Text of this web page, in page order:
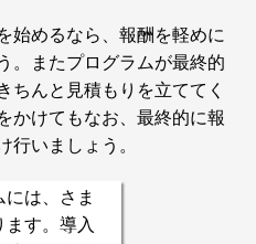
始めるなら、報酬を軽めに
。またプログラムが最終的
ちんと見積もりを立ててく
かけてもなお、最終的に報
いましょう。
は、さま
す。導入